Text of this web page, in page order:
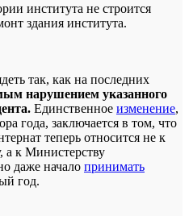
института не строится
здания института.
так, как на последних
нарушением указанного
Единственное изменение,
года, заключается в том, что
теперь относится не к
а к Министерству
даже начало принимать
год.